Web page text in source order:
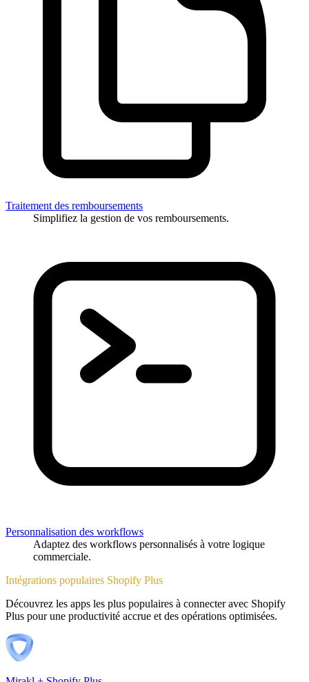
Traitement des remboursements
Simplifiez la gestion de vos remboursements.
Personnalisation des workflows
Adaptez des workflows personnalisés à votre logique
commerciale.
Intégrations populaires Shopify Plus
Découvrez les apps les plus populaires à connecter avec Shopify
Plus pour une productivité accrue et des opérations optimisées.